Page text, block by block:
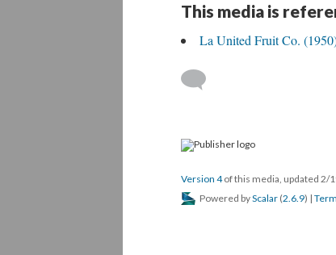
This media is
La United Fruit Co.
Version 4of this media, updated 2/
Powered byScalar (2.6.9) |